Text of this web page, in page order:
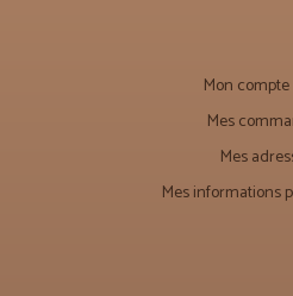
Mon
Mes
Mes
Mes informations